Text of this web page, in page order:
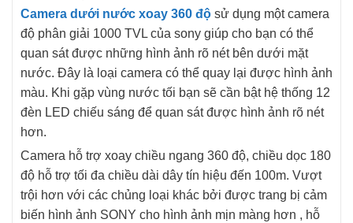
Camera dưới nước xoay 360 độ sử dụng một camera
độ phân giải 1000 TVL của sony giúp cho bạn có thể
quan sát được những hình ảnh rõ nét bên dưới mặt
nước. Đây là loại camera có thể quay lại được hình ảnh
màu. Khi gặp vùng nước tối bạn sẽ cần bật hệ thống 12
đèn LED chiếu sáng để quan sát được hình ảnh rõ nét
hơn.
Camera hỗ trợ xoay chiều ngang 360 độ, chiều dọc 180
độ hỗ trợ tối đa chiều dài dây tín hiệu đến 100m. Vượt
trội hơn với các chủng loại khác bởi được trang bị cảm
biến hình ảnh SONY cho hình ảnh mịn màng hơn , hỗ